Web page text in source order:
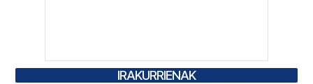
IRAKURRIENAK